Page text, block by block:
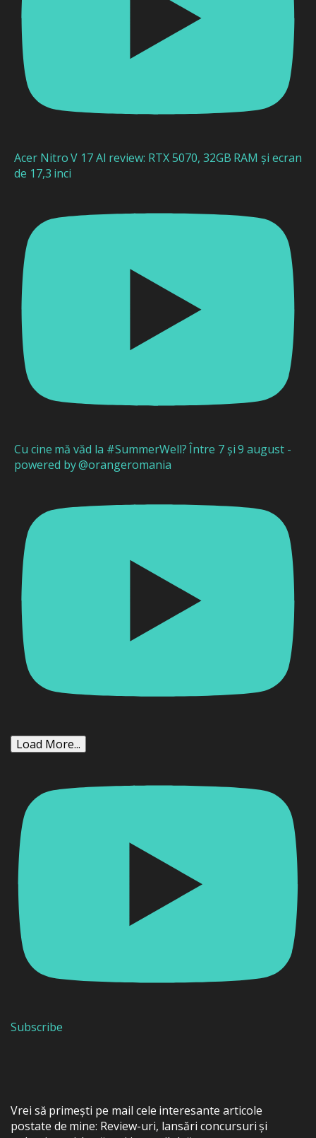
Acer Nitro V 17 AI review: RTX 5070, 32GB RAM și ecran
de 17,3 inci
Cu cine mă văd la #SummerWell? Între 7 și 9 august -
powered by @orangeromania
Load More...
Subscribe
Vrei să primești pe mail cele interesante articole
postate de mine: Review-uri, lansări concursuri și